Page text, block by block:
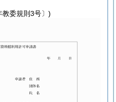
委規則3号〕)